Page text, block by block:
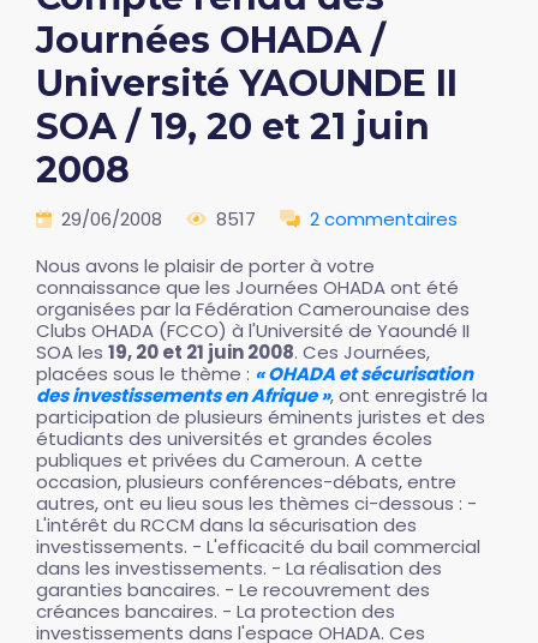
Journées OHADA /
Université YAOUNDE II
SOA / 19, 20 et 21 juin
2008
29/06/2008 8517
2 commentaires
Nous avons le plaisir de porter à votre
connaissance que les Journées OHADA ont été
organisées par la Fédération Camerounaise des
Clubs OHADA (FCCO) à l'Université de Yaoundé II
SOA les 19, 20 et 21 juin 2008. Ces Journées,
placées sous le thème : « OHADA et sécurisation
des investissements en Afrique », ont enregistré la
participation de plusieurs éminents juristes et des
étudiants des universités et grandes écoles
publiques et privées du Cameroun. A cette
occasion, plusieurs conférences-débats, entre
autres, ont eu lieu sous les thèmes ci-dessous : -
L'intérêt du RCCM dans la sécurisation des
investissements. - L'efficacité du bail commercial
dans les investissements. - La réalisation des
garanties bancaires. - Le recouvrement des
créances bancaires. - La protection des
investissements dans l'espace OHADA. Ces